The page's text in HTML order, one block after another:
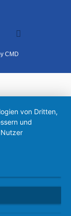
CMD
von Dritten,
und